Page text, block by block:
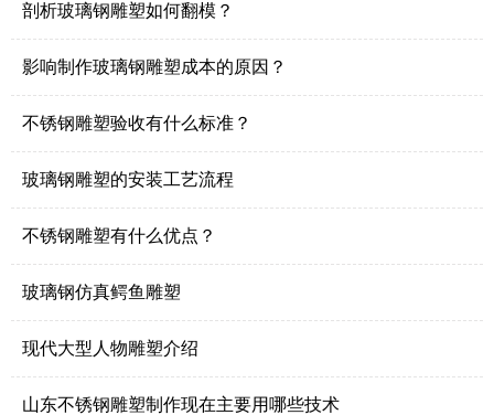
剖析玻璃钢雕塑如何翻模？
影响制作玻璃钢雕塑成本的原因？
不锈钢雕塑验收有什么标准？
玻璃钢雕塑的安装工艺流程
不锈钢雕塑有什么优点？
玻璃钢仿真鳄鱼雕塑
现代大型人物雕塑介绍
山东不锈钢雕塑制作现在主要用哪些技术